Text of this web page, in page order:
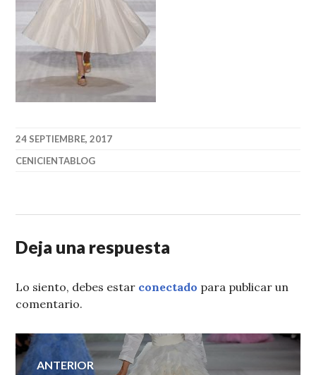
24 SEPTIEMBRE, 2017
CENICIENTABLOG
Deja una respuesta
Lo siento, debes estar conectado para publicar un
comentario.
Navegación
ANTERIOR